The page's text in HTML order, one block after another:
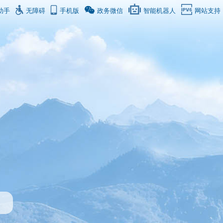
手 无障碍 手机版 政务微信 智能机器人 网站支持